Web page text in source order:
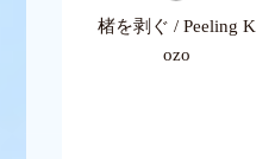
楮を剥ぐ / Peeling K
ozo